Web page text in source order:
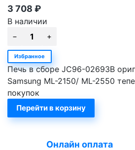
3 708 ₽
В наличии
Избранное
Печь в сборе JC96-02693B
Samsung ML-2150/ ML-2550
покупок
Перейти в корзину
Онлайн оплата